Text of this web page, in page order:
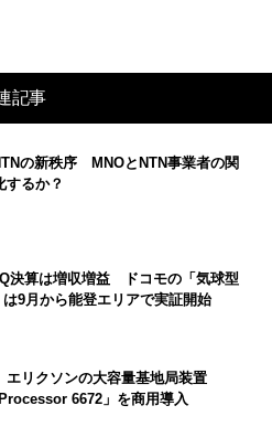
記事
の新秩序 MNOとNTN事業者の関
するか？
決算は増収増益 ドコモの「気球型
は9月から能登エリアで実証開始
エリクソンの大容量基地局装置
Processor 6672」を商用導入